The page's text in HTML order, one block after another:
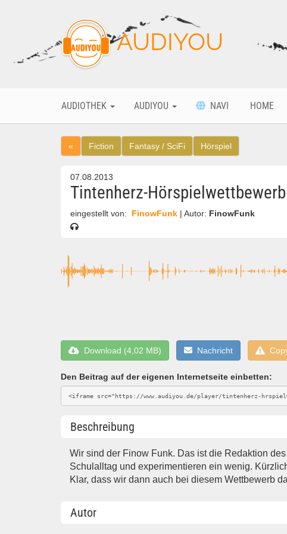
AUDIYOU
AUDIOTHEK AUDIYOU NAVI HOME
« Fiction Fantasy / SciFi Hörspiel
07.08.2013
Tintenherz-
eingestellt von: FinowFunk | Autor: FinowFunk
Download (4,02 MB) Nachricht
Den Beitrag auf der eigenen Internetseite einbetten:
Beschreibung
Wir sind der Finow Funk. Das ist die Redaktion
Schulalltag und experimentieren ein wenig.
Klar, dass wir dann auch bei diesem Wettbewerb
Autor